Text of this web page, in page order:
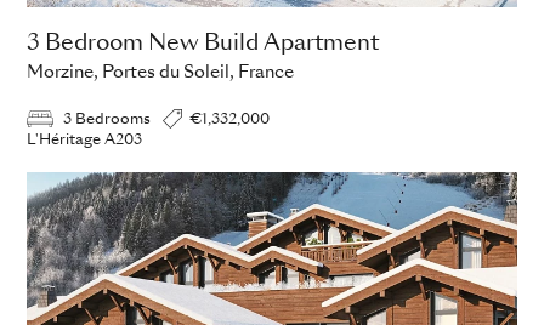
ADD TO ENQUIRY
3 Bedroom New Build Apartment
Morzine, Portes du Soleil, France
3 Bedrooms
€1,332,000
L'Héritage A203